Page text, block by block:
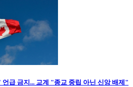
급 금지... 교계 "종교 중립 아닌 신앙 배제"